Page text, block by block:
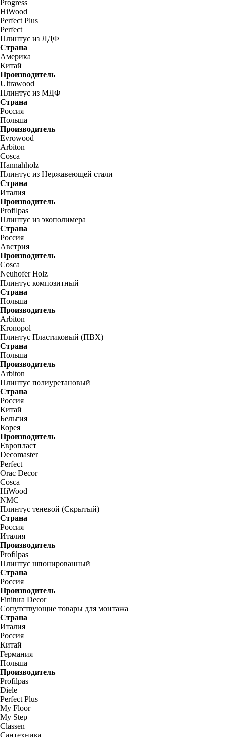
Progress
HiWood
Perfect Plus
Perfect
Плинтус из ЛДФ
Страна
Америка
Китай
Производитель
Ultrawood
Плинтус из МДФ
Страна
Россия
Польша
Производитель
Evrowood
Arbiton
Cosca
Hannahholz
Плинтус из Нержавеющей стали
Страна
Италия
Производитель
Profilpas
Плинтус из экополимера
Страна
Россия
Австрия
Производитель
Cosca
Neuhofer Holz
Плинтус композитный
Страна
Польша
Производитель
Arbiton
Kronopol
Плинтус Пластиковый (ПВХ)
Страна
Польша
Производитель
Arbiton
Плинтус полиуретановый
Страна
Россия
Китай
Бельгия
Корея
Производитель
Европласт
Decomaster
Perfect
Orac Decor
Cosca
HiWood
NMC
Плинтус теневой (Скрытый)
Страна
Россия
Италия
Производитель
Profilpas
Плинтус шпонированный
Страна
Россия
Производитель
Finitura Decor
Сопутствующие товары для монтажа
Страна
Италия
Россия
Китай
Германия
Польша
Производитель
Profilpas
Diele
Perfect Plus
My Floor
My Step
Classen
Сантехника